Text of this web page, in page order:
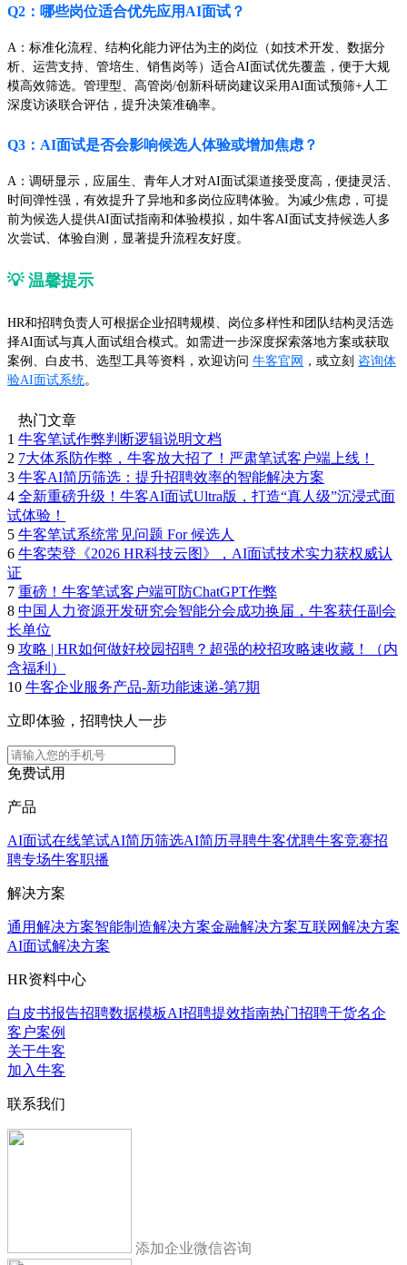
Q2：哪些岗位适合优先应用AI面试？
A：标准化流程、结构化能力评估为主的岗位（如技术开发、数据分
析、运营支持、管培生、销售岗等）适合AI面试优先覆盖，便于大规
模高效筛选。管理型、高管岗/创新科研岗建议采用AI面试预筛+人工
深度访谈联合评估，提升决策准确率。
Q3：AI面试是否会影响候选人体验或增加焦虑？
A：调研显示，应届生、青年人才对AI面试渠道接受度高，便捷灵活、
时间弹性强，有效提升了异地和多岗位应聘体验。为减少焦虑，可提
前为候选人提供AI面试指南和体验模拟，如牛客AI面试支持候选人多
次尝试、体验自测，显著提升流程友好度。
💡 温馨提示
HR和招聘负责人可根据企业招聘规模、岗位多样性和团队结构灵活选
择AI面试与真人面试组合模式。如需进一步深度探索落地方案或获取
案例、白皮书、选型工具等资料，欢迎访问 牛客官网 ，或立刻 咨询体
验AI面试系统。
热门文章
1 牛客笔试作弊判断逻辑说明文档
2 7大体系防作弊，牛客放大招了！严肃笔试客户端上线！
3 牛客AI简历筛选：提升招聘效率的智能解决方案
4 全新重磅升级！牛客AI面试Ultra版，打造“真人级”沉浸式面
试体验！
5 牛客笔试系统常见问题 For 候选人
6 牛客荣登《2026 HR科技云图》，AI面试技术实力获权威认
证
7 重磅！牛客笔试客户端可防ChatGPT作弊
8 中国人力资源开发研究会智能分会成功换届，牛客获任副会
长单位
9 攻略 | HR如何做好校园招聘？超强的校招攻略速收藏！（内
含福利）
10 牛客企业服务产品-新功能速递-第7期
立即体验，招聘快人一步
免费试用
产品
AI面试在线笔试AI简历筛选AI简历寻聘牛客优聘牛客竞赛招
聘专场牛客职播
解决方案
通用解决方案智能制造解决方案金融解决方案互联网解决方案
AI面试解决方案
HR资料中心
白皮书报告招聘数据模板AI招聘提效指南热门招聘干货名企
客户案例
关于牛客
加入牛客
联系我们
添加企业微信咨询